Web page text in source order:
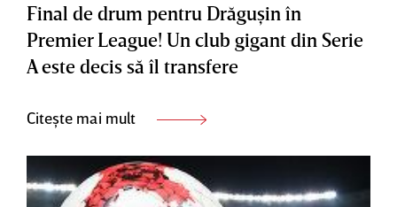
Final de drum pentru Drăguşin în
Premier League! Un club gigant din Serie
A este decis să îl transfere
Citește mai mult